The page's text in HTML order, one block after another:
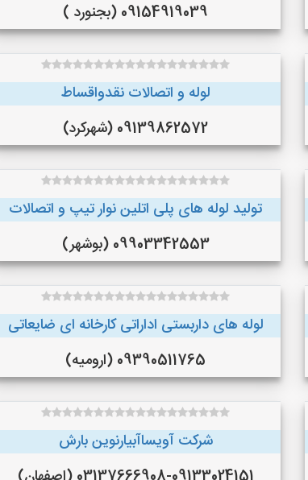
09154919039 (بجنورد )
لوله و اتصالات نقدواقساط
09139862572 (شهرکرد)
تولید لوله های پلی اتلین نوار تیپ و اتصالات
09903342553 (بوشهر)
لوله های داربستی اداراتی کارخانه ای ضایعاتی
09390511765 (ارومیه)
شرکت آویساآبیارنوین بارش